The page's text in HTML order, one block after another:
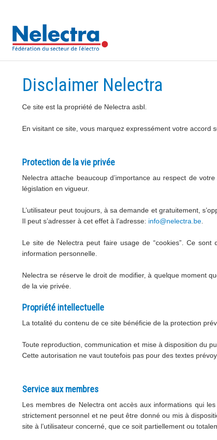
Disclaimer Nelectra
Ce site est la propriété de Nelectra asbl.
En visitant ce site, vous marquez expressément votre accord
Protection de la vie privée
Nelectra attache beaucoup d’importance au respect de
législation en vigueur.
L’utilisateur peut toujours, à sa demande et gratuitement,
Il peut s’adresser à cet effet à l’adresse: info@nelectra.be
Le site de Nelectra peut faire usage de “cookies”. Ce
information personnelle.
Nelectra se réserve le droit de modifier, à quelque moment
de la vie privée.
Propriété intellectuelle
La totalité du contenu de ce site bénéficie de la protection
Toute reproduction, communication et mise à disposition du
Cette autorisation ne vaut toutefois pas pour des textes
Service aux membres
Les membres de Nelectra ont accès aux informations qui
strictement personnel et ne peut être donné ou mis à
site à l’utilisateur concerné, que ce soit partiellement ou